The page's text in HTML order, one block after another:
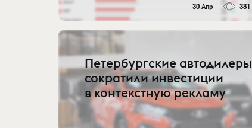
30 Апр 381
Петербургские автодилеры
сократили инвестиции
в контекстную рекламу